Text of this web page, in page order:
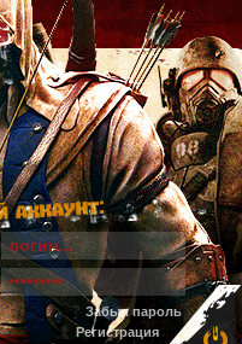
аккаунт:
Забыл пароль
Регистрация